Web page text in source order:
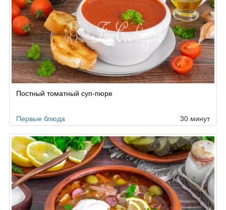
Постный томатный суп-пюре
Первые блюда 30 минут